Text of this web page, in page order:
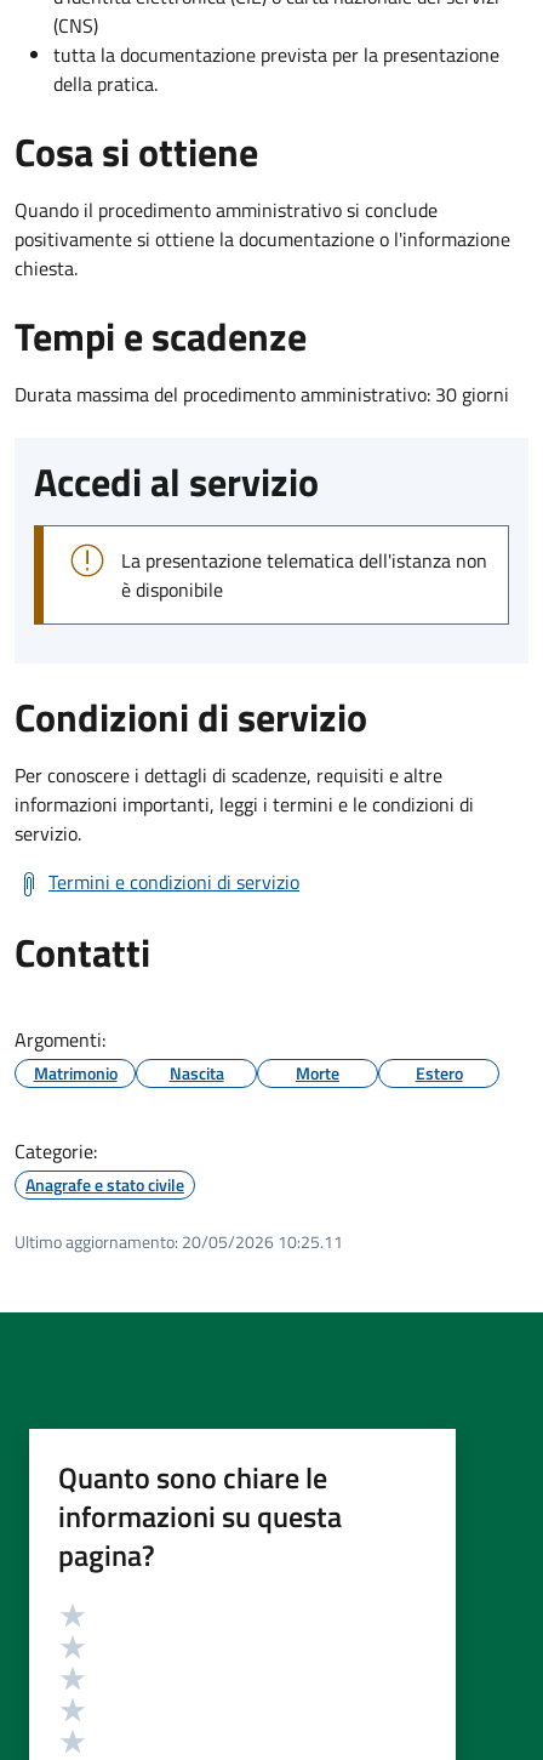
(CNS)
tutta la documentazione prevista per la presentazione
della pratica.
Cosa si ottiene
Quando il procedimento amministrativo si conclude
positivamente si ottiene la documentazione o l'informazione
chiesta.
Tempi e scadenze
Durata massima del procedimento amministrativo: 30 giorni
Accedi al servizio
La presentazione telematica dell'istanza non
è disponibile
Condizioni di servizio
Per conoscere i dettagli di scadenze, requisiti e altre
informazioni importanti, leggi i termini e le condizioni di
servizio.
Termini e condizioni di servizio
Contatti
Argomenti:
Matrimonio Nascita Morte Estero
Categorie:
Anagrafe e stato civile
Ultimo aggiornamento: 20/05/2026 10:25.11
Quanto sono chiare le
informazioni su questa
pagina?
Valutazione